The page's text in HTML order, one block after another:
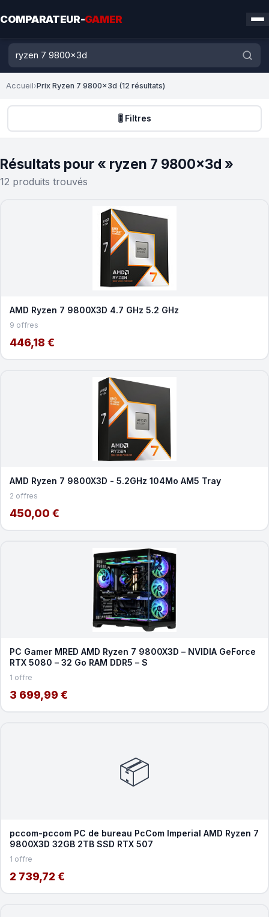
COMPARATEUR-GAMER
Accueil›Prix Ryzen 7 9800x3d (12 résultats)
🎚️ Filtres
Résultats pour « ryzen 7 9800x3d »
12 produits trouvés
AMD Ryzen 7 9800X3D 4.7 GHz 5.2 GHz
9 offres
446,18 €
AMD Ryzen 7 9800X3D - 5.2GHz 104Mo AM5 Tray
2 offres
450,00 €
PC Gamer MRED AMD Ryzen 7 9800X3D – NVIDIA GeForce
RTX 5080 – 32 Go RAM DDR5 – S
1 offre
3 699,99 €
📦
pccom-pccom PC de bureau PcCom Imperial AMD Ryzen 7
9800X3D 32GB 2TB SSD RTX 507
1 offre
2 739,72 €